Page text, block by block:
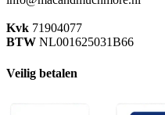
Kvk 71904077
BTW NL001625031B66
Veilig betalen